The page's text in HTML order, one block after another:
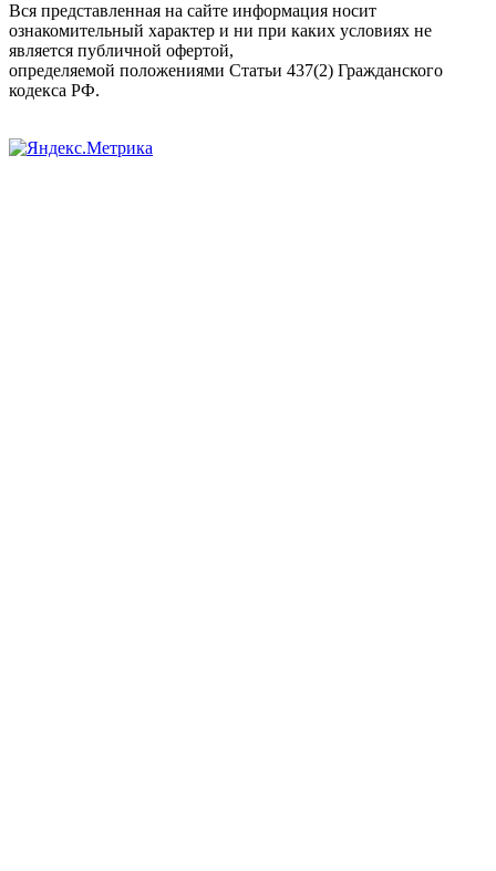
Вся представленная на сайте информация носит
ознакомительный характер и ни при каких условиях не
является публичной офертой,
определяемой положениями Статьи 437(2) Гражданского
кодекса РФ.